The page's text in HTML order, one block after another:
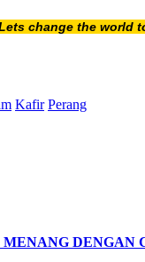
change the world
Kafir Perang
MENANG DENGAN